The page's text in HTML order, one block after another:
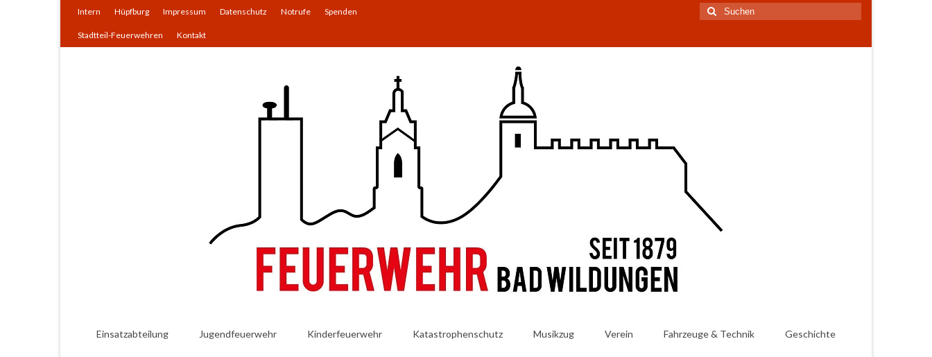
Intern Hüpfburg Impressum Datenschutz Notrufe Spenden
Stadtteil-Feuerwehren Kontakt
Suchen
nach:
Einsatzabteilung Jugendfeuerwehr Kinderfeuerwehr Katastrophenschutz Musikzug Verein Fahrzeuge & Technik Geschichte